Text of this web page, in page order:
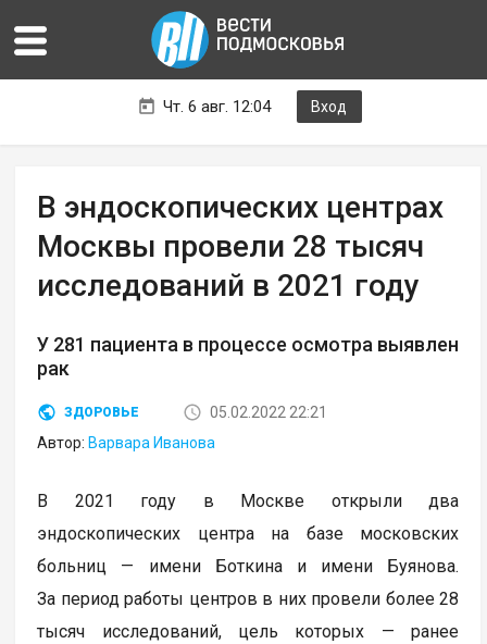
Чт. 6 авг. 12:04 Вход
В эндоскопических центрах
Москвы провели 28 тысяч
исследований в 2021 году
У 281 пациента в процессе осмотра выявлен
рак
ЗДОРОВЬЕ
05.02.2022 22:21
Автор: Варвара Иванова
В 2021 году в Москве открыли два
эндоскопических центра на базе московских
больниц — имени Боткина и имени Буянова.
За период работы центров в них провели более 28
тысяч исследований, цель которых — ранее